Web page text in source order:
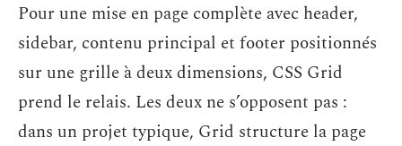
Pour une mise en page complète avec header,
sidebar, contenu principal et footer positionnés
sur une grille à deux dimensions, CSS Grid
prend le relais. Les deux ne s’opposent pas :
dans un projet typique, Grid structure la page